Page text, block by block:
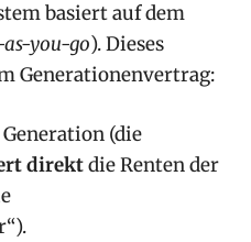
basiert auf dem
you-go). Dieses
Generationenvertrag:
(die
direktdie Renten der